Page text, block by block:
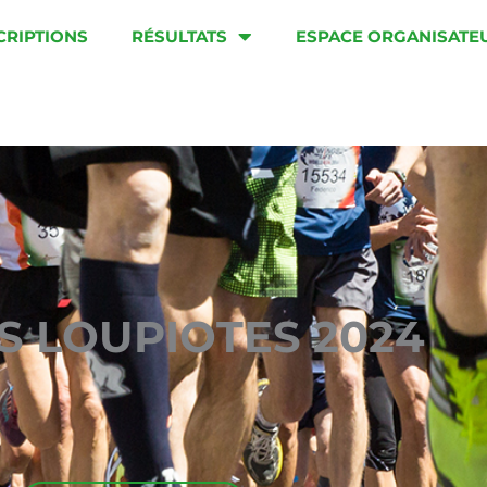
RÉSULTATS ESPACE
LOUPIOTES 2024